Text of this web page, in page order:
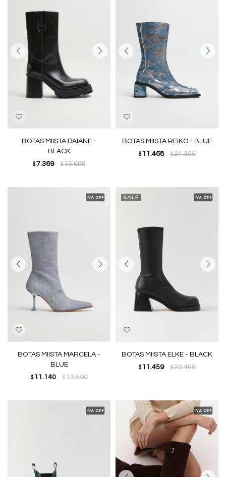
BOTAS MIISTA DAIANE -
BLACK
$ 7.369 $15.600
BOTAS MIISTA REIKO - BLUE
$ 11.468 $24.300
BOTAS MIISTA MARCELA -
BLUE
$ 11.140 $13.590
BOTAS MIISTA ELKE - BLACK
$ 11.459 $23.400